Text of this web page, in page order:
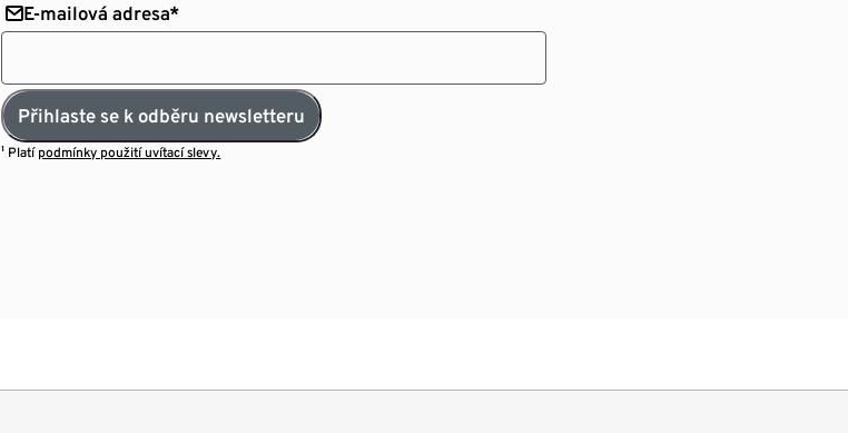
E-mailová adresa*
Přihlaste se k odběru newsletteru
¹ Platí podmínky použití uvítací slevy.